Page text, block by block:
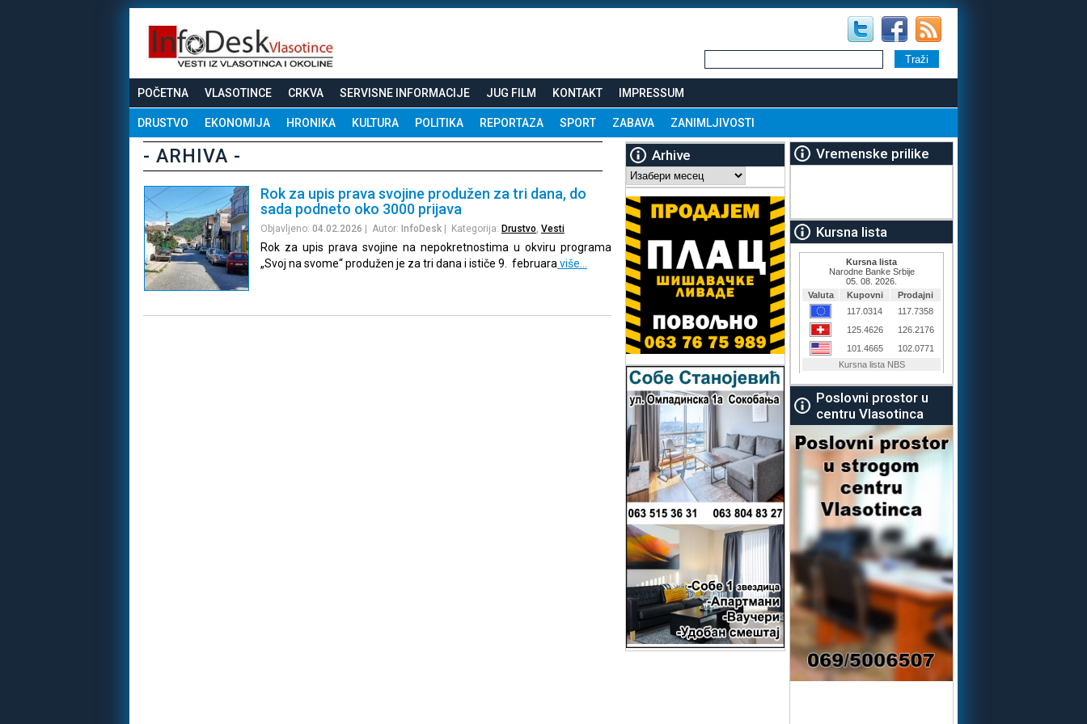
POČETNA VLASOTINCE CRKVA SERVISNE INFORMACIJE JUG FILM KONTAKT IMPRESSUM
DRUSTVO EKONOMIJA HRONIKA KULTURA POLITIKA REPORTAZA SPORT ZABAVA ZANIMLJIVOSTI
- ARHIVA -
Rok za upis prava svojine produžen za tri dana, do
sada podneto oko 3000 prijava
Objavljeno: 04.02.2026 | Autor: InfoDesk| Kategorija: Drustvo Vesti
Rok za upis prava svojine na nepokretnostima u okviru programa
„Svoj na svome“ produžen je za tri dana i ističe 9. februara više…
Arhive
Arhive
Vremenske prilike
Kursna lista
Poslovni prostor u
centru Vlasotinca